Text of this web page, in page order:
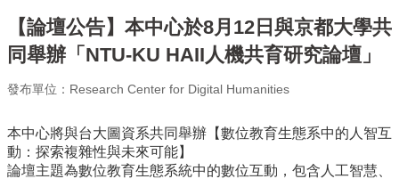
雙
語
詞
彙
News
About
【論壇公告】本中心於8月12日與京都大學共
同舉辦「NTU-KU HAII人機共育研究論壇」
發布單位：Research Center for Digital Humanities
本中心將與台大圖資系共同舉辦【數位教育生態系中的人智互
動：探索複雜性與未來可能】
論壇主題為數位教育生態系統中的數位互動，包含人工智慧、